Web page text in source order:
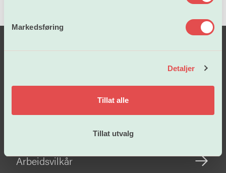
Markedsføring
Detaljer
Tillat alle
Tillat utvalg
Arbeidsvilkår